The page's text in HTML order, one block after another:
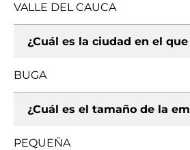
VALLE DEL CAUCA
¿Cuál es la ciudad en el
BUGA
¿Cuál es el tamaño de la
PEQUEÑA